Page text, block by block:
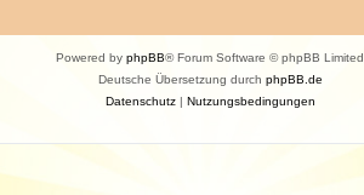
Powered by phpBB® Forum Software © phpBB Limited
Deutsche Übersetzung durch phpBB.de
Datenschutz| Nutzungsbedingungen